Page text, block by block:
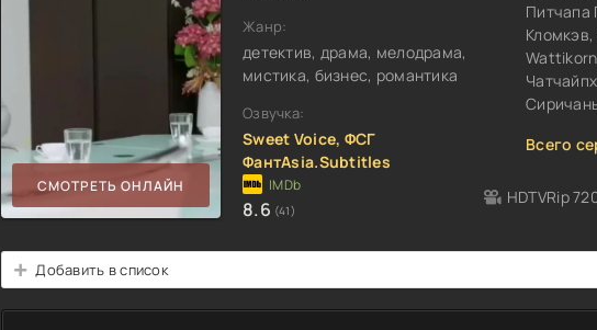
СМОТРЕТЬ ОНЛАЙН
Жанр:
детектив, драма, мелодрама,
мистика, бизнес, романтика
Озвучка:
Sweet Voice, ФСГ
ФантAsia.Subtitles
8.6 (41)
HDTVRip
Питчапа
Всего
Добавить в список